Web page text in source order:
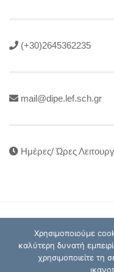
(+30)2645362235
mail@dipe.lef.sch.gr
Ημέρες/ Ώρες
Διεύθυνση
Χρησιμοποιούμε
καλύτερη δυνατή
χρησιμοποιείτε τη